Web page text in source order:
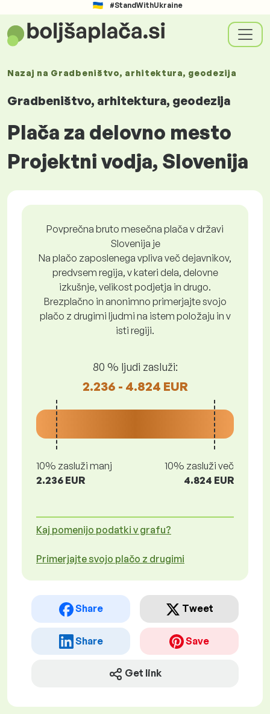
#StandWithUkraine
Nazaj na Gradbeništvo, arhitektura, geodezija
Gradbeništvo, arhitektura, geodezija
Plača za delovno mesto
Projektni vodja, Slovenija
Povprečna bruto mesečna plača v državi
Slovenija je
Na plačo zaposlenega vpliva več dejavnikov,
predvsem regija, v kateri dela, delovne
izkušnje, velikost podjetja in drugo.
Brezplačno in anonimno primerjajte svojo
plačo z drugimi ljudmi na istem položaju in v
isti regiji.
80 % ljudi zasluži:
2.236 - 4.824 EUR
10% zasluži manj
2.236 EUR
10% zasluži več
4.824 EUR
Kaj pomenijo podatki v grafu?
Primerjajte svojo plačo z drugimi
Share Tweet
Share Save
Get link